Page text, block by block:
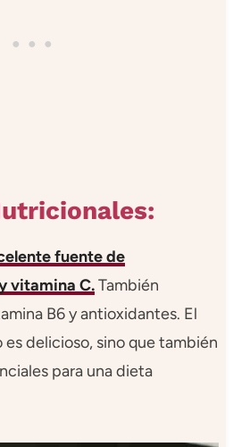
fuente de
vitamina C.También
B6 y antioxidantes. El
es delicioso, sino que también
para una dieta